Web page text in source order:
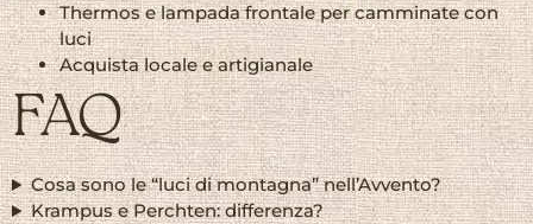
Thermos e lampada frontale per camminate con
luci
Acquista locale e artigianale
FAQ
Cosa sono le “luci di montagna” nell’Avvento?
Krampus e Perchten: differenza?